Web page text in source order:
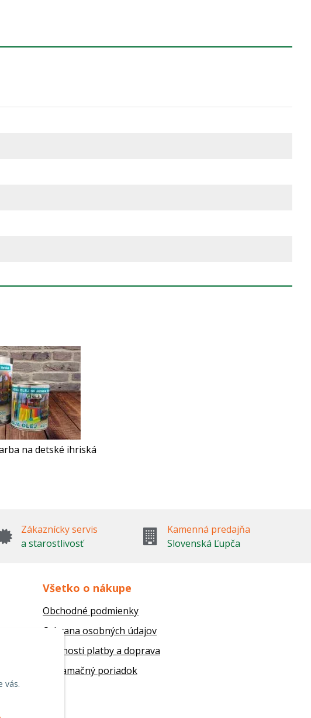
vás.
na detské ihriská
Zákaznícky servis
a starostlivosť
Kamenná predajňa
Slovenská Ľupča
Všetko o nákupe
Obchodné podmienky
Ochrana osobných údajov
Možnosti platby a doprava
Reklamačný poriadok